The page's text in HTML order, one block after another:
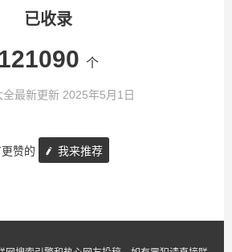
已收录
121090 个
全最新更新 2025年5月1日
赞的 我来推荐